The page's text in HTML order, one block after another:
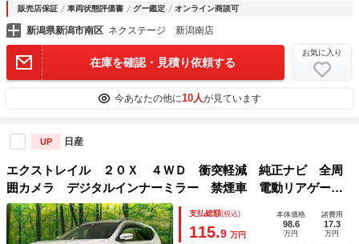
販売店保証 車両状態評価書 グー鑑定 オンライン商談可
新潟県新潟市南区 ネクステージ 新潟南店
在庫を確認・見積り依頼する
お気に入り
今あなたの他に10人が見ています
UP 日産
エクストレイル ２０Ｘ ４ＷＤ 衝突軽減 純正ナビ 全周
囲カメラ デジタルインナーミラー 禁煙車 電動リアゲー
ト ＥＴＣ クルコン デュアルオートエアコン フルセグ
ＣＤ再生 ＵＳＢ端子 アイドリングストップ
支払総額(税込)
115.9 万円
本体価格
98.6
万円
諸費用
17.3
万円